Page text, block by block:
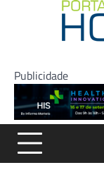
Publicidade